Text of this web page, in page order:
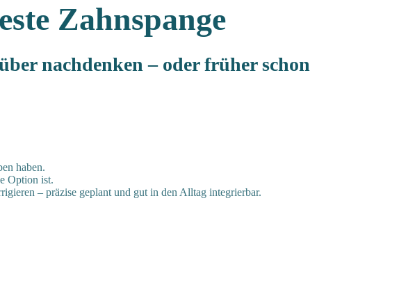
Zahnspange
nachdenken – oder früher schon
haben.
Option ist.
– präzise geplant und gut in den Alltag integrierbar.